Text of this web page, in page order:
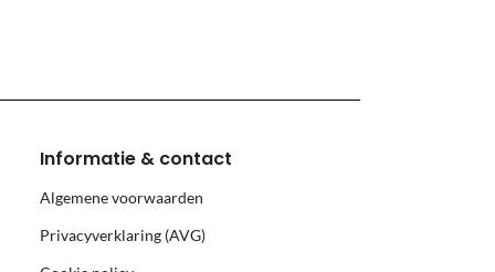
Informatie & contact
Algemene voorwaarden
Privacyverklaring (AVG)